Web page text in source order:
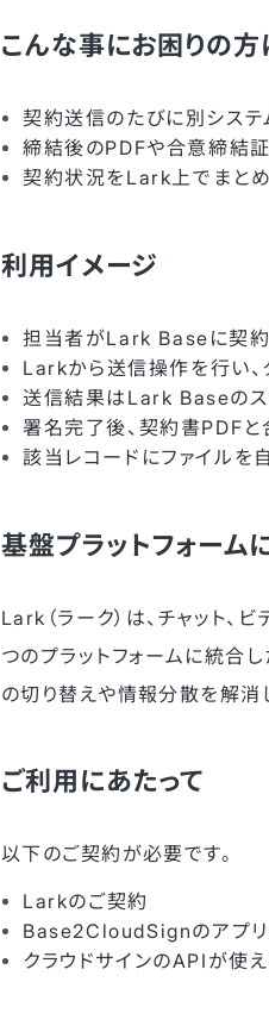
こんな事にお困りの方
契約送信のたびに別シス
締結後のPDFや合意締結
契約状況をLark上でまと
利用イメージ
担当者がLark Baseに契約
Larkから送信操作を行い、
送信結果はLark Baseのス
署名完了後、契約書PDF
該当レコードにファイル
基盤プラットフォーム
Lark（ラーク）は、チャット、
つのプラットフォームに統合
の切り替えや情報分散を解消
ご利用にあたって
以下のご契約が必要です。
Larkのご契約
Base2CloudSignのアプリ
クラウドサインのAPIが使